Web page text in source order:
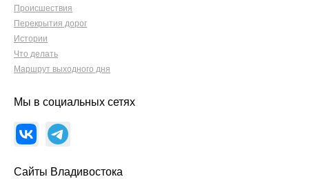
Происшествия
Перекрытия дорог
Истории
Что делать
Маршрут выходного дня
Мы в социальных сетях
Сайты Владивостока